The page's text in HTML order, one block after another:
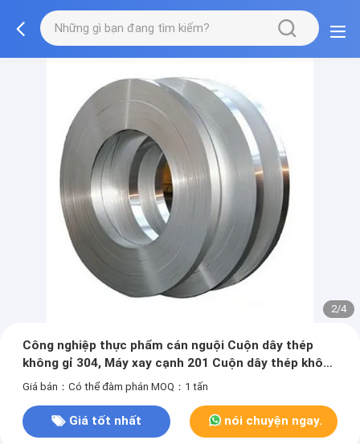
2/4
Công nghiệp thực phẩm cán nguội Cuộn dây thép
không gỉ 304, Máy xay cạnh 201 Cuộn dây thép không
gỉ 201
Giá bán：Có thể đàm phán MOQ：1 tấn
Giá tốt nhất nói chuyện ngay.